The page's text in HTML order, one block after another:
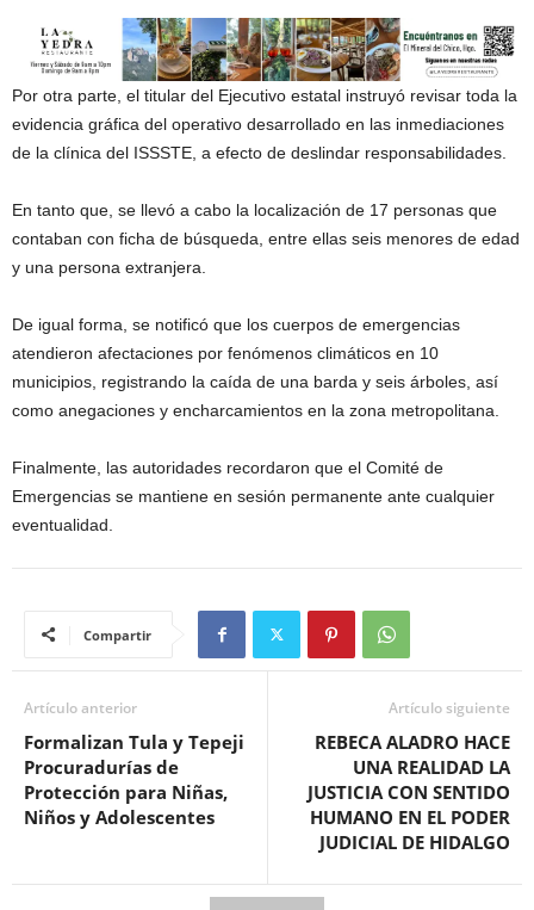
Por otra parte, el titular del Ejecutivo estatal instruyó revisar toda la
evidencia gráfica del operativo desarrollado en las inmediaciones
de la clínica del ISSSTE, a efecto de deslindar responsabilidades.
En tanto que, se llevó a cabo la localización de 17 personas que
contaban con ficha de búsqueda, entre ellas seis menores de edad
y una persona extranjera.
De igual forma, se notificó que los cuerpos de emergencias
atendieron afectaciones por fenómenos climáticos en 10
municipios, registrando la caída de una barda y seis árboles, así
como anegaciones y encharcamientos en la zona metropolitana.
Finalmente, las autoridades recordaron que el Comité de
Emergencias se mantiene en sesión permanente ante cualquier
eventualidad.
Compartir
Artículo anterior
Formalizan Tula y Tepeji
Procuradurías de
Protección para Niñas,
Niños y Adolescentes
Artículo siguiente
REBECA ALADRO HACE
UNA REALIDAD LA
JUSTICIA CON SENTIDO
HUMANO EN EL PODER
JUDICIAL DE HIDALGO